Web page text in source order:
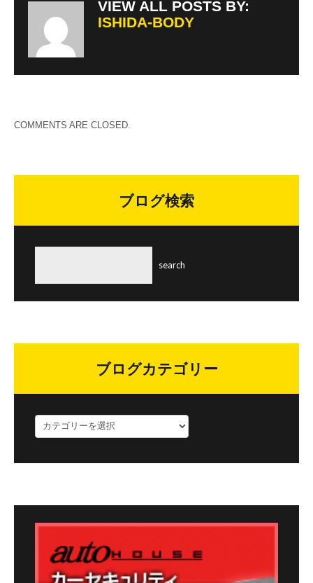
VIEW ALL POSTS BY:
ISHIDA-BODY
COMMENTS ARE CLOSED.
ブログ検索
ブログカテゴリー
ロ
ー